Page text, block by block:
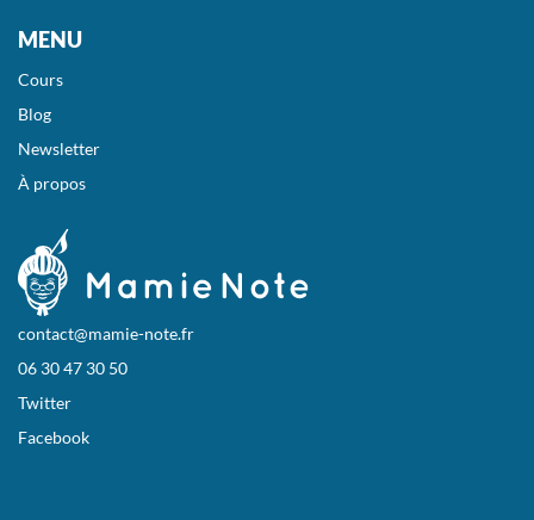
MENU
Cours
Blog
Newsletter
À propos
contact@mamie-note.fr
06 30 47 30 50
Twitter
Facebook